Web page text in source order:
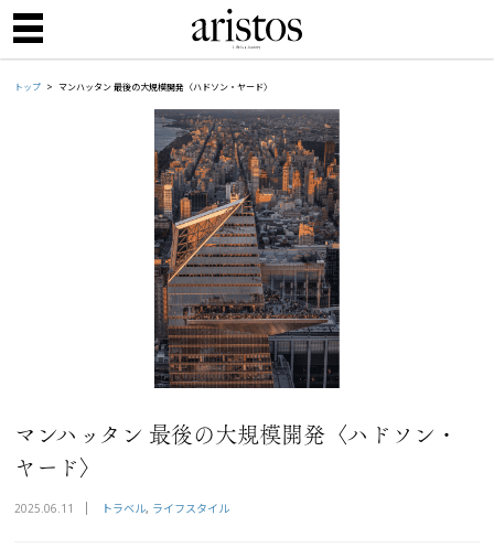
トップ マンハッタン 最後の大規模開発〈ハドソン・ヤード〉
マンハッタン 最後の大規模開発〈ハドソン・
ヤード〉
2025.06.11 トラベル ライフスタイル